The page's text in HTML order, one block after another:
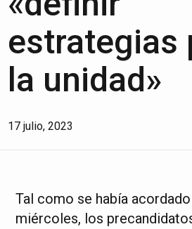
estrategias
la unidad»
17 julio, 2023
Tal como se había
miércoles, los